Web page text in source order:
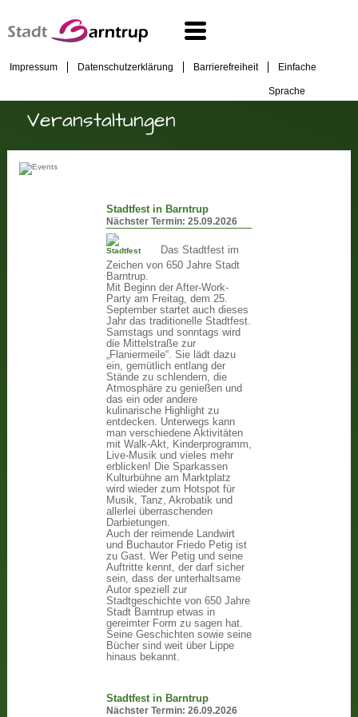
Impressum Datenschutzerklärung Barrierefreiheit Einfache
Sprache
Veranstaltungen
Stadtfest in Barntrup
Nächster Termin: 25.09.2026
Das Stadtfest im
Zeichen von 650 Jahre Stadt
Barntrup.
Mit Beginn der After-Work-
Party am Freitag, dem 25.
September startet auch dieses
Jahr das traditionelle Stadtfest.
Samstags und sonntags wird
die Mittelstraße zur
„Flaniermeile“. Sie lädt dazu
ein, gemütlich entlang der
Stände zu schlendern, die
Atmosphäre zu genießen und
das ein oder andere
kulinarische Highlight zu
entdecken. Unterwegs kann
man verschiedene Aktivitäten
mit Walk-Akt, Kinderprogramm,
Live-Musik und vieles mehr
erblicken! Die Sparkassen
Kulturbühne am Marktplatz
wird wieder zum Hotspot für
Musik, Tanz, Akrobatik und
allerlei überraschenden
Darbietungen.
Auch der reimende Landwirt
und Buchautor Friedo Petig ist
zu Gast. Wer Petig und seine
Auftritte kennt, der darf sicher
sein, dass der unterhaltsame
Autor speziell zur
Stadtgeschichte von 650 Jahre
Stadt Barntrup etwas in
gereimter Form zu sagen hat.
Seine Geschichten sowie seine
Bücher sind weit über Lippe
hinaus bekannt.
Stadtfest in Barntrup
Nächster Termin: 26.09.2026